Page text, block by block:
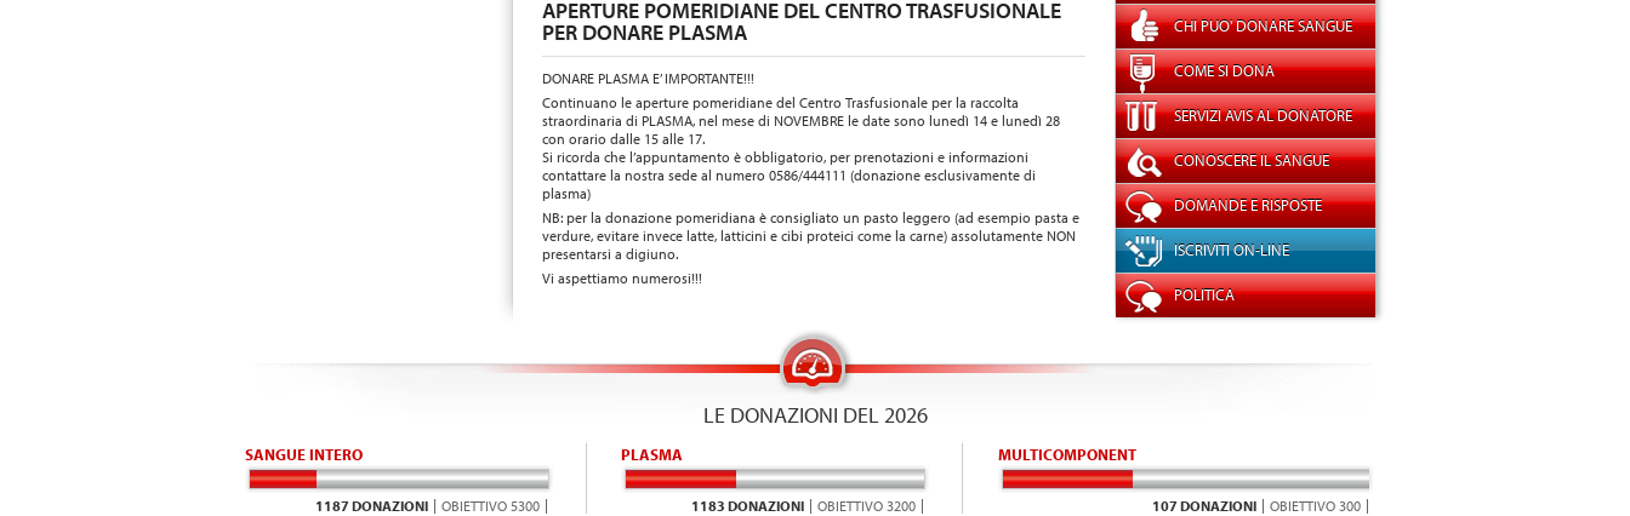
APERTURE POMERIDIANE DEL CENTRO TRASFUSIONALE
PER DONARE PLASMA
DONARE PLASMA E’ IMPORTANTE!!!
Continuano le aperture pomeridiane del Centro Trasfusionale per la raccolta
straordinaria di PLASMA, nel mese di NOVEMBRE le date sono lunedì 14 e lunedì 28
con orario dalle 15 alle 17.
Si ricorda che l’appuntamento è obbligatorio, per prenotazioni e informazioni
contattare la nostra sede al numero 0586/444111 (donazione esclusivamente di
plasma)
NB: per la donazione pomeridiana è consigliato un pasto leggero (ad esempio pasta e
verdure, evitare invece latte, latticini e cibi proteici come la carne) assolutamente NON
presentarsi a digiuno.
Vi aspettiamo numerosi!!!
CHI PUO' DONARE SANGUE
COME SI DONA
SERVIZI AVIS AL DONATORE
CONOSCERE IL SANGUE
DOMANDE E RISPOSTE
ISCRIVITI ON-LINE
POLITICA
LE DONAZIONI DEL 2026
SANGUE INTERO
1187 DONAZIONI OBIETTIVO 5300
PLASMA
1183 DONAZIONI OBIETTIVO 3200
MULTICOMPONENT
107 DONAZIONI OBIETTIVO 300